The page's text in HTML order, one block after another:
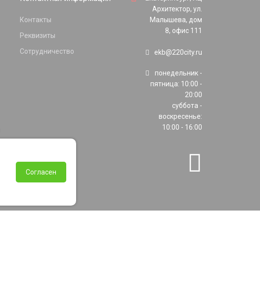
Контакты
Реквизиты
Сотрудничество
Архитектор, ул.
Малышева, дом
8, офис 111
ekb@220city.ru
понедельник -
пятница: 10:00 -
20:00
суббота -
воскресенье:
10:00 - 16:00
Согласен